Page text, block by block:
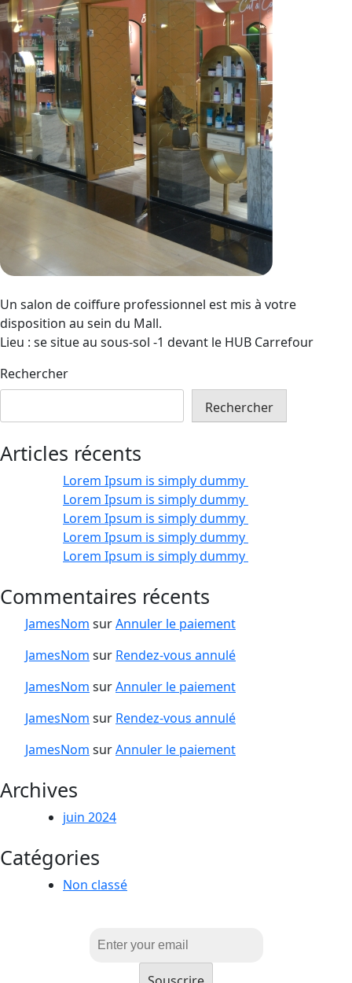
Un salon de coiffure professionnel est mis à votre
disposition au sein du Mall.
Lieu : se situe au sous-sol -1 devant le HUB Carrefour
Rechercher
Rechercher
Articles récents
Lorem Ipsum is simply dummy
Lorem Ipsum is simply dummy
Lorem Ipsum is simply dummy
Lorem Ipsum is simply dummy
Lorem Ipsum is simply dummy
Commentaires récents
JamesNom surAnnuler le paiement
JamesNom sur Rendez-vous annulé
JamesNom surAnnuler le paiement
JamesNom sur Rendez-vous annulé
JamesNom surAnnuler le paiement
Archives
juin 2024
Catégories
Non classé